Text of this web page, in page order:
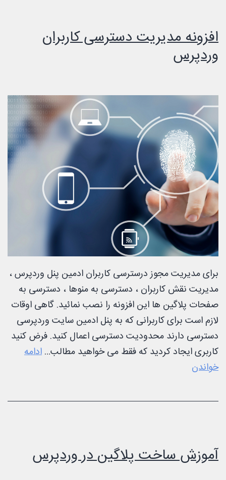
افزونه مدیریت دسترسی کاربران
وردپرس
برای مدیریت مجوز درسترسی کاربران ادمین پنل وردپرس ،
مدیریت نقش کاربران ، دسترسی به منوها ، دسترسی به
صفحات پلاگین ها این افزونه را نصب نمائید. گاهی اوقات
لازم است برای کاربرانی که به پنل ادمین سایت وردپرسی
دسترسی دارند محدودیت دسترسی اعمال کنید. فرض کنید
کاربری ایجاد کردید که فقط می خواهید مطالب… ادامه
خواندن
دسترسی
آموزش ساخت پلاگین در وردپرس